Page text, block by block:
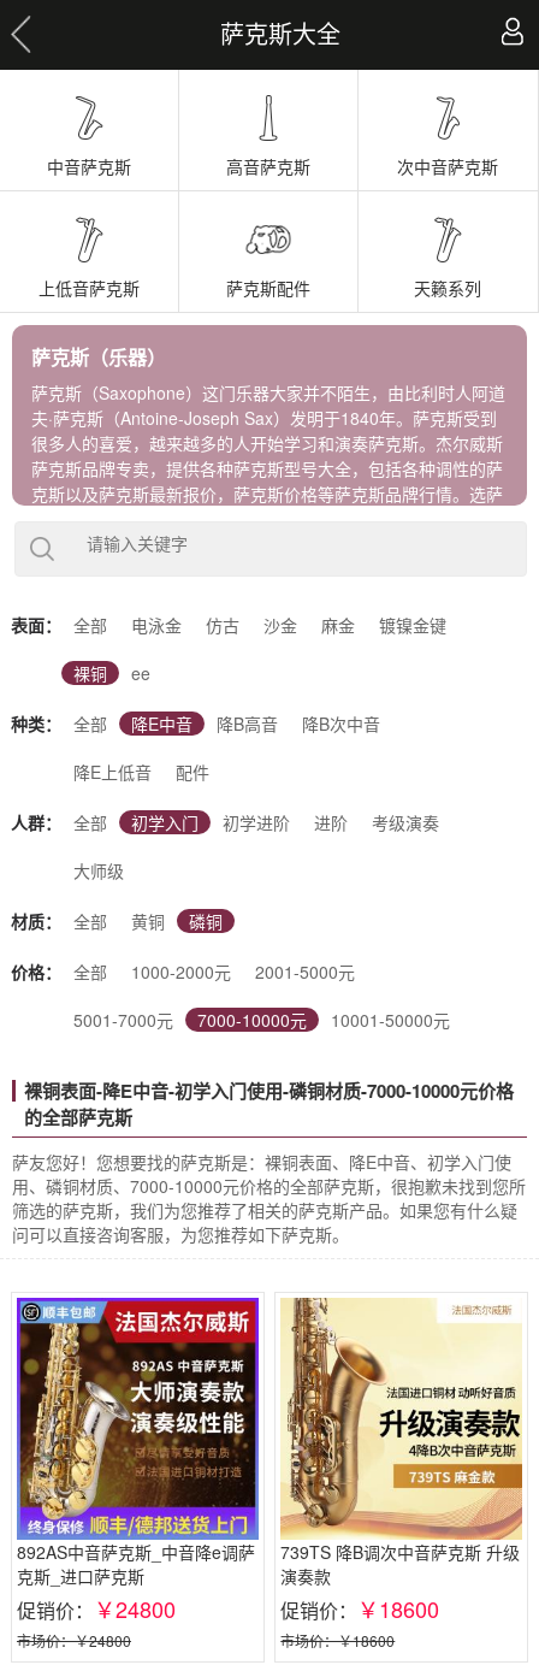
萨克斯大全
中音萨克斯 高音萨克斯 次中音萨克斯
上低音萨克斯 萨克斯配件 天籁系列
萨克斯（乐器）
萨克斯（Saxophone）这门乐器大家并不陌生，由比利时人阿道
夫·萨克斯（Antoine-Joseph Sax）发明于1840年。萨克斯受到
很多人的喜爱，越来越多的人开始学习和演奏萨克斯。杰尔威斯
萨克斯品牌专卖，提供各种萨克斯型号大全，包括各种调性的萨
克斯以及萨克斯最新报价，萨克斯价格等萨克斯品牌行情。选萨
下几类：（降E调）中音萨克斯、（降B调）次中音萨克斯、（降
B调）高音萨克斯、（降E调）上低音萨克斯、（降B调）高音小
学进阶萨克斯、考级演奏萨克斯、专业演奏萨克斯、大师级萨克
据自己的喜好进行定制。杰尔威斯，好音质的选择！
表面： 全部 电泳金 仿古 沙金 麻金
镀镍金键
裸铜
ee
种类： 全部 降E中音 降B高音
降B次中音
降E上低音
配件
人群： 全部 初学入门 初学进阶 进阶
考级演奏
大师级
材质： 全部 黄铜 磷铜
价格： 全部 1000-2000元
2001-5000元
5001-7000元
7000-10000元 10001-50000元
裸铜表面-降E中音-初学入门使用-磷铜材质-7000-10000元价格
的全部萨克斯
萨友您好！您想要找的萨克斯是：裸铜表面、降E中音、初学入门使
用、磷铜材质、7000-10000元价格的全部萨克斯，很抱歉未找到您所
筛选的萨克斯，我们为您推荐了相关的萨克斯产品。如果您有什么疑
问可以直接咨询客服，为您推荐如下萨克斯。
892AS中音萨克斯_中音降e调萨
克斯_进口萨克斯
促销价： ￥24800
市场价：￥24800
739TS 降B调次中音萨克斯 升级
演奏款
促销价： ￥18600
市场价：￥18600